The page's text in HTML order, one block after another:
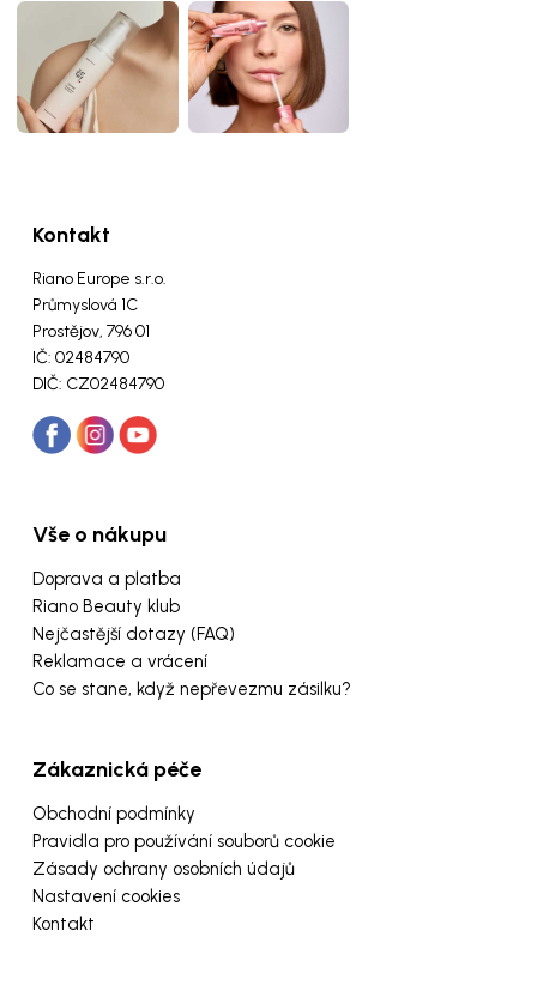
Kontakt
Riano Europe s.r.o.
Průmyslová 1C
Prostějov, 796 01
IČ: 02484790
DIČ: CZ02484790
Vše o nákupu
Doprava a platba
Riano Beauty klub
Nejčastější dotazy (FAQ)
Reklamace a vrácení
Co se stane, když nepřevezmu zásilku?
Zákaznická péče
Obchodní podmínky
Pravidla pro používání souborů cookie
Zásady ochrany osobních údajů
Nastavení cookies
Kontakt